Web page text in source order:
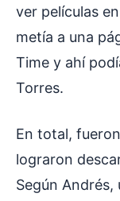
ver películas
metía a una
Time y ahí
Torres.
En total,
lograron
Según Andrés,